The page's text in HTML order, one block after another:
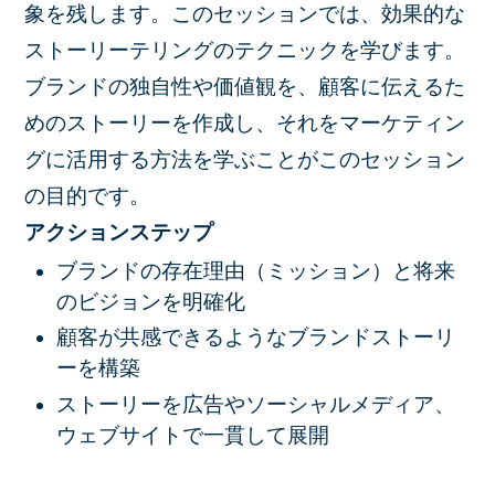
象を残します。このセッションでは、効果的な
ストーリーテリングのテクニックを学びます。
ブランドの独自性や価値観を、顧客に伝えるた
めのストーリーを作成し、それをマーケティン
グに活用する方法を学ぶことがこのセッション
の目的です。
アクションステップ
ブランドの存在理由（ミッション）と将来
のビジョンを明確化
顧客が共感できるようなブランドストーリ
ーを構築
ストーリーを広告やソーシャルメディア、
ウェブサイトで一貫して展開